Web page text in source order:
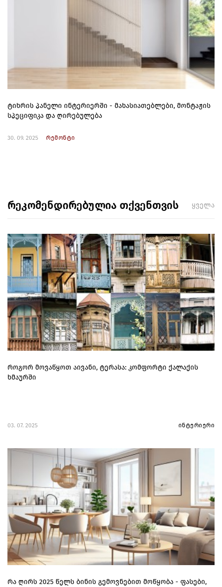
ტიხრის პანელი ინტერიერში - მახასიათებლები, მონტაჟის
სპეციფიკა და ღირებულება
30. 09. 2025 რემონტი
რეკომენდირებულია თქვენთვის ყველა
როგორ მოვაწყოთ აივანი, ტერასა: კომფორტი ქალაქის
ხმაურში
03. 07. 2025 ინტერიერი
რა ღირს 2025 წელს ბინის გემოვნებით მოწყობა - ფასები,